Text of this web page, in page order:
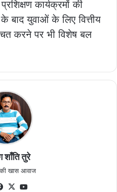
कार्यक्रमों की
बाद युवाओं के लिए वित्तीय
करने पर भी विशेष बल
शाँति तुरे
खास आवाज
Facebook
X